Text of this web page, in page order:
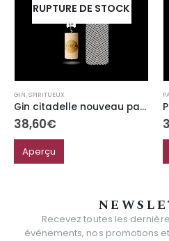
RUPTURE DE STOCK
GIN,SPIRITUEUX
Gin citadelle nouveau packaging
38,60€
Aperçu
Recevez toutes les
événements, nos promotions